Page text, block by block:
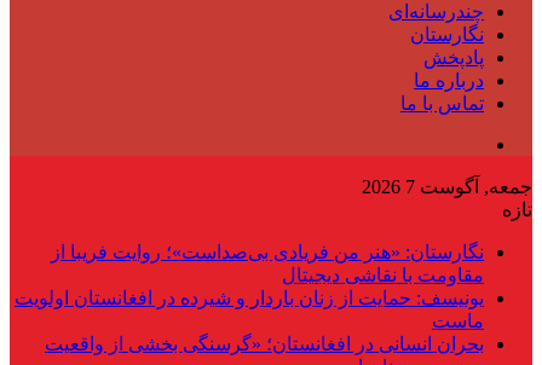
چندرسانه‌ای
نگارستان
پادپخش
درباره ما
تماس با ما
جمعه, آگوست 7 2026
تازه
نگارستان: «هنر من فریادی بی‌صداست»؛ روایت فریبا از
مقاومت با نقاشی دیجیتال
یونیسف: حمایت از زنان باردار و شیرده در افغانستان اولویت
ماست
بحران انسانی در افغانستان؛ «گرسنگی بخشی از واقعیت